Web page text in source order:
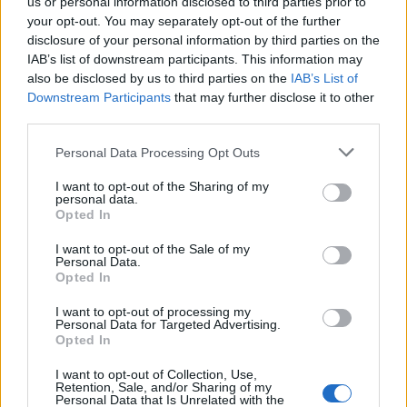
your opt-out. You may separately opt-out of the further
disclosure of your personal information by third parties on the
IAB’s list of downstream participants. This information may
also be disclosed by us to third parties on the IAB’s List of
Downstream Participants that may further disclose it to other
Personal Data Processing Opt Outs
I want to opt-out of the Sharing of my
personal data.
Opted In
I want to opt-out of the Sale of my
Personal Data.
Opted In
I want to opt-out of processing my
Personal Data for Targeted Advertising.
Opted In
I want to opt-out of Collection, Use,
Retention, Sale, and/or Sharing of my
Personal Data that Is Unrelated with the
komenti i Brikenës merr
gjithë vëmendjen
e Vlorës, 70-80 vizita dhe
35 shtrime çdo ditë
Ariana Grande sqaron
tërheqjen e përkohshme
planifikoja prej kohësh
Verë dhe Portokalle”
humorin e trupës